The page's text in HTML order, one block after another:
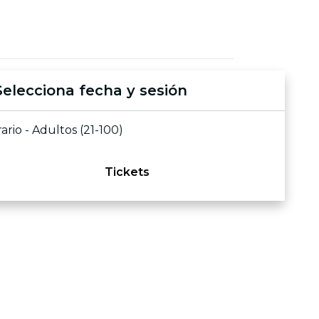
fecha y sesión
- Adultos (21-100)
Tickets